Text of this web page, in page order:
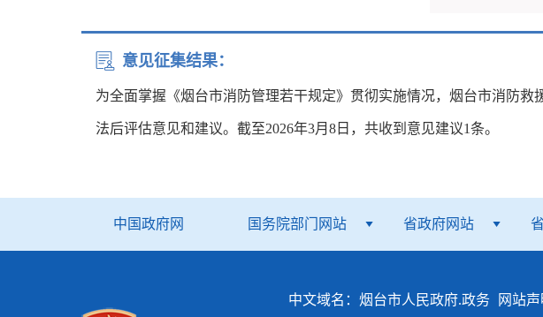
武汉市、厦门
三、《规
队伍建设、消
意见征集结果：
为全面掌握《烟台市消防管理若干规定》贯彻实施情况， 烟台市消防救
法后评估意见和建议。截至2026年3月8日， 共收到意见建议1条。
中国政府网 国务院部门网站 省政府网站
中文域名：烟台市人民政府.政务 网站声